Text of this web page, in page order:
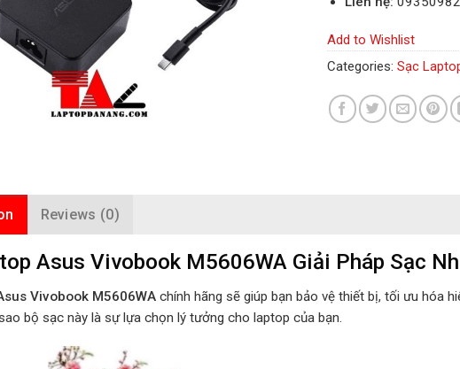
Add to Wishlist
Categories: Sạc
Reviews (0)
Asus Vivobook M5606WA Giải Pháp Sạc
Vivobook M5606WA chính hãng sẽ giúp bạn bảo vệ thiết bị, tối ưu hóa
bộ sạc này là sự lựa chọn lý tưởng cho laptop của bạn.